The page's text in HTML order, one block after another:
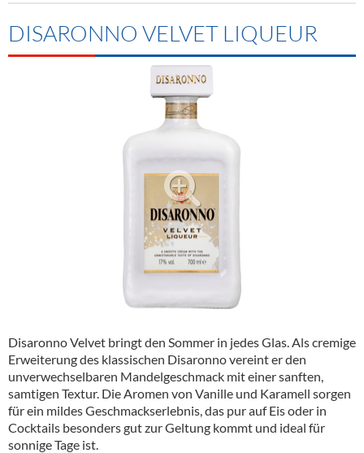
Kontakt
Neuigkeiten
Sirup
Spirituosen
Alkoholfreie Getränke
Öle & Küchenartikel
Kommisionskauf & Lieferbedingungen
Fremddienstleistungen
DISARONNO VELVET LIQUEUR
Disaronno Velvet bringt den Sommer in jedes Glas. Als cremige
Erweiterung des klassischen Disaronno vereint er den
unverwechselbaren Mandelgeschmack mit einer sanften,
samtigen Textur. Die Aromen von Vanille und Karamell sorgen
für ein mildes Geschmackserlebnis, das pur auf Eis oder in
Cocktails besonders gut zur Geltung kommt und ideal für
sonnige Tage ist.